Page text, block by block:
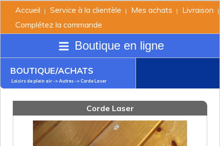
Accueil | Service à la clientèle | Mes achats | Livraison |
Complétez la commande
Boutique en ligne
BOUTIQUE/ACHATS
Loisirs de plein air ->Autres-> Corde Laser
Corde Laser